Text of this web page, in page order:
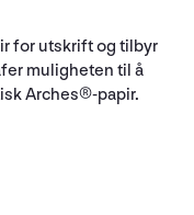
for utskrift og tilbyr
muligheten til å
Arches®-papir.